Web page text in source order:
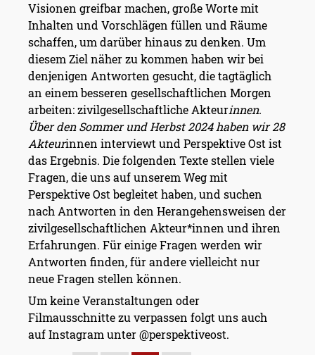
Visionen greifbar machen, große Worte mit
Inhalten und Vorschlägen füllen und Räume
schaffen, um darüber hinaus zu denken. Um
diesem Ziel näher zu kommen haben wir bei
denjenigen Antworten gesucht, die tagtäglich
an einem besseren gesellschaftlichen Morgen
arbeiten: zivilgesellschaftliche Akteurinnen.
Über den Sommer und Herbst 2024 haben wir 28
Akteurinnen interviewt und Perspektive Ost ist
das Ergebnis. Die folgenden Texte stellen viele
Fragen, die uns auf unserem Weg mit
Perspektive Ost begleitet haben, und suchen
nach Antworten in den Herangehensweisen der
zivilgesellschaftlichen Akteur*innen und ihren
Erfahrungen. Für einige Fragen werden wir
Antworten finden, für andere vielleicht nur
neue Fragen stellen können.
Um keine Veranstaltungen oder
Filmausschnitte zu verpassen folgt uns auch
auf Instagram unter @perspektiveost.